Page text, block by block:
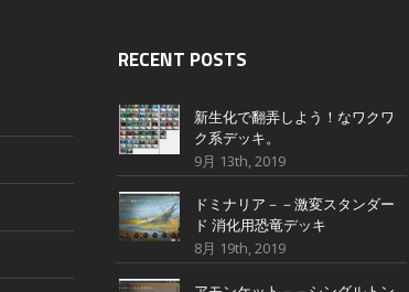
RECENT POSTS
新生化で翻弄しよう！なワクワ
ク系デッキ。
9月 13th, 2019
ドミナリア－－激変スタンダー
ド 消化用恐竜デッキ
8月 19th, 2019